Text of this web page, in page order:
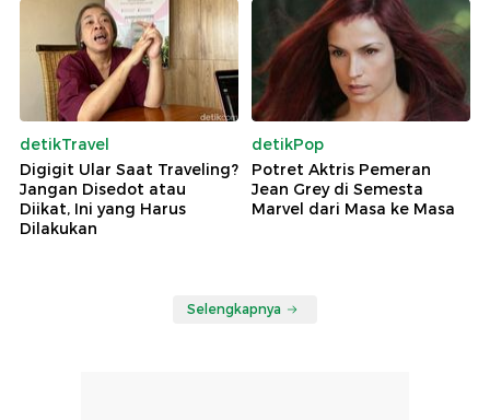
detikTravel
Digigit Ular Saat Traveling?
Jangan Disedot atau
Diikat, Ini yang Harus
Dilakukan
detikPop
Potret Aktris Pemeran
Jean Grey di Semesta
Marvel dari Masa ke Masa
Selengkapnya